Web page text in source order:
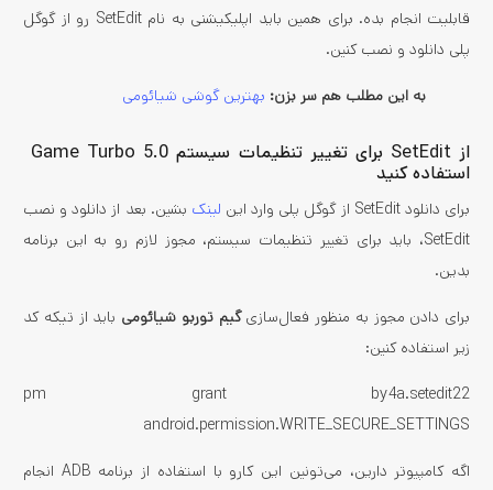
قابلیت انجام بده. برای همین باید اپلیکیشنی به نام SetEdit رو از گوگل
پلی دانلود و نصب کنین.
به این مطلب هم سر بزن: بهترین گوشی شیائومی
استفاده کنید
برای دانلود SetEdit از گوگل پلی وارد این لینک بشین. بعد از دانلود و نصب
SetEdit، باید برای تغییر تنظیمات سیستم، مجوز لازم رو به این برنامه
بدین.
برای دادن مجوز به منظور فعال‌سازیگیم توربو شیائومی باید از تیکه کد
زیر استفاده کنین:
pm grant by4a.setedit22
android.permission.WRITE_SECURE_SETTINGS
اگه کامپیوتر دارین، می‌تونین این کارو با استفاده از برنامه ADB انجام